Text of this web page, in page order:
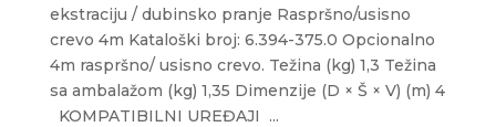
ekstraciju / dubinsko pranje Raspršno/usisno
crevo 4m Kataloški broj: 6.394-375.0 Opcionalno
4m raspršno/ usisno crevo. Težina (kg) 1,3 Težina
sa ambalažom (kg) 1,35 Dimenzije (D × Š × V) (m) 4
KOMPATIBILNI UREĐAJI ...